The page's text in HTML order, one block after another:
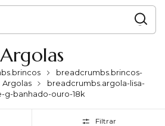
Argolas
breadcrumbs.brincos-
Argolas
breadcrumbs.argola-lisa-
g-banhado-ouro-18k
Filtrar